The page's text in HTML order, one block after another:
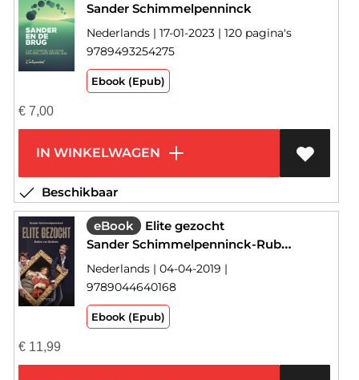
Sander Schimmelpenninck
Nederlands | 17-01-2023 | 120 pagina's
9789493254275
Ebook (Epub)
€7,00
IN WINKELWAGEN
Beschikbaar
eBook
Elite gezocht
Sander Schimmelpenninck-Ruben van Zwieten
Nederlands | 04-04-2019 |
9789044640168
Ebook (Epub)
€11,99